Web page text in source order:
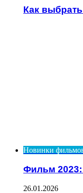
Как
Новинки
Фильм
26.01.2026